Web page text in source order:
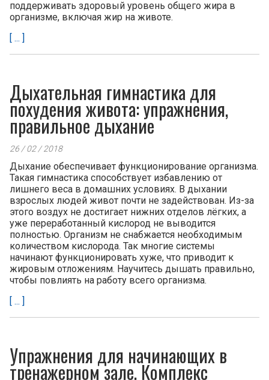
поддерживать здоровый уровень общего жира в
организме, включая жир на животе.
[ ... ]
Дыхательная гимнастика для
похудения живота: упражнения,
правильное дыхание
26 / 02 / 2018
Дыхание обеспечивает функционирование организма.
Такая гимнастика способствует избавлению от
лишнего веса в домашних условиях. В дыхании
взрослых людей живот почти не задействован. Из-за
этого воздух не достигает нижних отделов лёгких, а
уже переработанный кислород не выводится
полностью. Организм не снабжается необходимым
количеством кислорода. Так многие системы
начинают функционировать хуже, что приводит к
жировым отложениям. Научитесь дышать правильно,
чтобы повлиять на работу всего организма.
[ ... ]
Упражнения для начинающих в
тренажерном зале. Комплекс